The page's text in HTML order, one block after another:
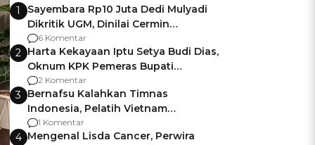
1
Sayembara Rp10 Juta Dedi Mulyadi
Dikritik UGM, Dinilai Cermin
Gagalnya Negara Jamin Keamanan
6 Komentar
2 Harta Kekayaan Iptu Setya Budi Dias,
Oknum KPK Pemeras Bupati
Pemalang
2 Komentar
3 Bernafsu Kalahkan Timnas
Indonesia, Pelatih Vietnam
Berencana Pakai Jimat di Pakansari
1 Komentar
4 Mengenal Lisda Cancer, Perwira